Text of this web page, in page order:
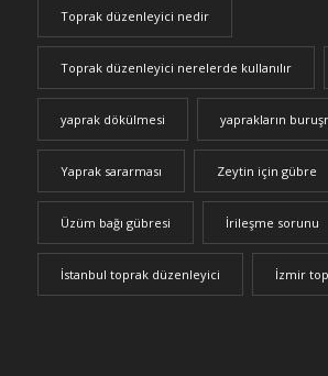
Toprak düzenleyici nedir
Toprak düzenleyici nerelerde kullanılır
yaprak dökülmesi yaprakların
Yaprak sararması Zeytin için gübre
Üzüm bağı gübresi İrileşme sorunu
İstanbul toprak düzenleyici İzmir